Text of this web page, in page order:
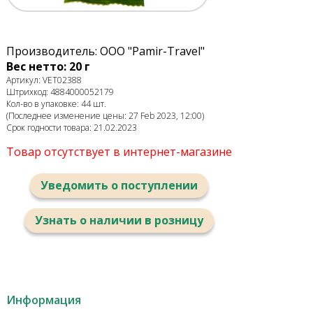
Производитель: ООО "Pamir-Travel"
Вес нетто: 20 г
Артикул: VET02388
Штрихкод: 4884000052179
Кол-во в упаковке: 44 шт.
(Последнее изменение цены: 27 Feb 2023, 12:00)
Срок годности товара: 21.02.2023
Товар отсутствует в интернет-магазине
Уведомить о поступлении
Узнать о наличии в розницу
Информация